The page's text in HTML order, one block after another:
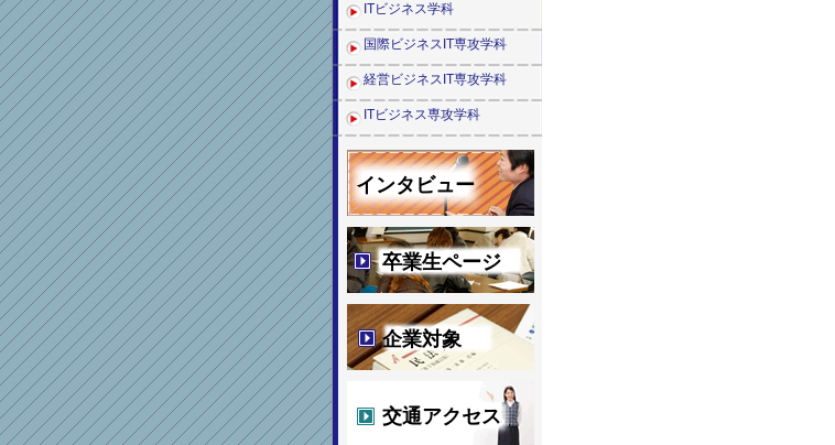
ITビジネス学科
国際ビジネスIT専攻学科
経営ビジネスIT専攻学科
ITビジネス専攻学科
インタビュー
卒業生ページ
企業対象
交通アクセス